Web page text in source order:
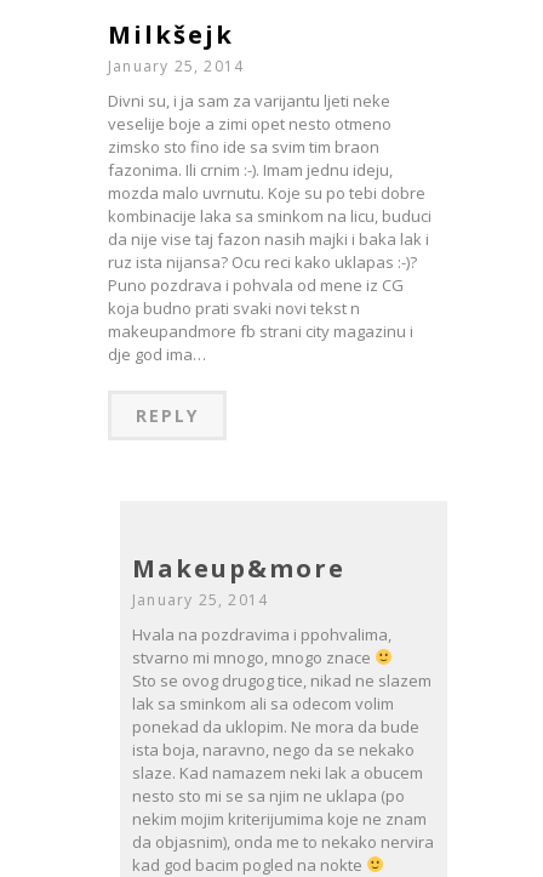
Milkšejk
January 25, 2014
Divni su, i ja sam za varijantu ljeti neke
veselije boje a zimi opet nesto otmeno
zimsko sto fino ide sa svim tim braon
fazonima. Ili crnim :-). Imam jednu ideju,
mozda malo uvrnutu. Koje su po tebi dobre
kombinacije laka sa sminkom na licu, buduci
da nije vise taj fazon nasih majki i baka lak i
ruz ista nijansa? Ocu reci kako uklapas :-)?
Puno pozdrava i pohvala od mene iz CG
koja budno prati svaki novi tekst n
makeupandmore fb strani city magazinu i
dje god ima…
REPLY
Makeup&more
January 25, 2014
Hvala na pozdravima i ppohvalima,
stvarno mi mnogo, mnogo znace
Sto se ovog drugog tice, nikad ne slazem
lak sa sminkom ali sa odecom volim
ponekad da uklopim. Ne mora da bude
ista boja, naravno, nego da se nekako
slaze. Kad namazem neki lak a obucem
nesto sto mi se sa njim ne uklapa (po
nekim mojim kriterijumima koje ne znam
da objasnim), onda me to nekako nervira
kad god bacim pogled na nokte